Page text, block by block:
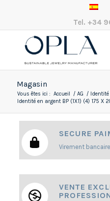
Tel. +34
Magasin
Vous êtes ici : Accueil / AG /
Identité en argent BP (1X1) (4) 175 X
SECURE
Virement bancaire
VENTE